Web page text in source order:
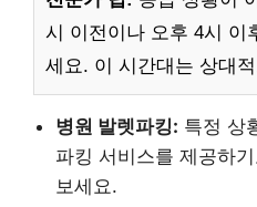
시 이전이나 오후 4시 이
세요. 이 시간대는 상대
병원 발렛파킹: 특정 상
파킹 서비스를 제공하
보세요.